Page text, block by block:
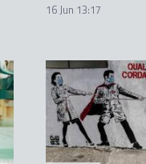
16 Jun 13:17